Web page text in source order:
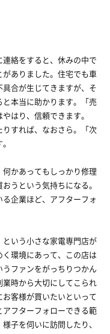
絡をすると、休みの中で
ありました。住宅でも車
合が生じてきますが、そ
本当に助かります。「売
はり、信頼できます。
すれば、なおさら。「次
かあってもしっかり修理
うという気持ちになる。
企業ほど、アフターフォ
いう小さな家電専門店が
環境にあって、この店は
うファンをがっちりつかん
時から大切にしてこられ
客様が買いたいといって
フターフォローできる範
子を伺いに訪問したり、